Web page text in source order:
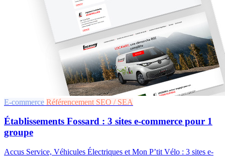
E-commerce Référencement SEO / SEA
Établissements Fossard : 3 sites e-commerce pour 1
groupe
Accus Service, Véhicules Électriques et Mon P’tit Vélo : 3 sites e-